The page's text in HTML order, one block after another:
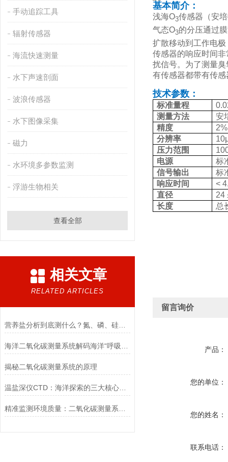
手动追踪工具
辐射传感器
海流快速测量
水下声速剖面
波浪传感器
水下图像采集
磁力
水环境多参数监测
浮游生物相关
查看全部
相关文章
RELATED ARTICLES
营养盐分析到底测什么？氮、磷、硅一次讲清，水质监测入门必看！
揭秘二氧化碳测量系统的原理
温盐深仪CTD：海洋探索的三大核心要点
基本简介：
浅海O3传感器（安
气态O3的分压通过
扩散移动到工作电
传感器的响应时间
扰信号。为了测量
有传感器都带有传
技术参数：
标准量程
测量方法
安
精度
分辨率
压力范围
电源
标
信号输出
标
响应时间
<
直径
24
长度
总
留言询价
产品：
您的单位：
您的姓名：
联系电话：